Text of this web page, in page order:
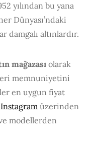
yılından bu yana
Dünyası’ndaki
damgalı altınlardır.
mağazası olarak
memnuniyetini
en uygun fiyat
Instagram üzerinden
modellerden